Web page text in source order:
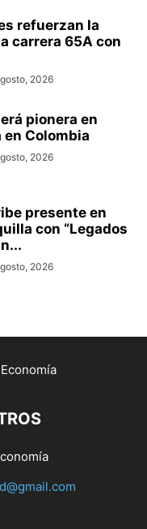
refuerzan la
carrera 65A con
2026
pionera en
Colombia
2026
presente en
con “Legados
2026